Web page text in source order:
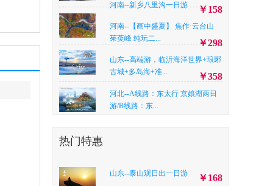
河南--新乡八里沟一日游 ￥158
河南--【画中盛夏】 焦作·云台山
茱萸峰 纯玩二...
￥298
山东--高端游，临沂海洋世界+琅琊
古城+多岛海+准...
￥358
河北--A线路：东太行 京娘湖两日
游/B线路：东...
河南--焦作【中国版“仙本那”——
热门特惠
山东--泰山观日出一日游 ￥168